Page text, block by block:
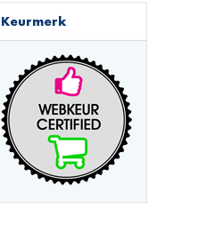
Keurmerk